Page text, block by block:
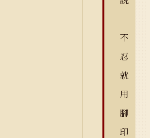
不
忍
就
用
腳
印